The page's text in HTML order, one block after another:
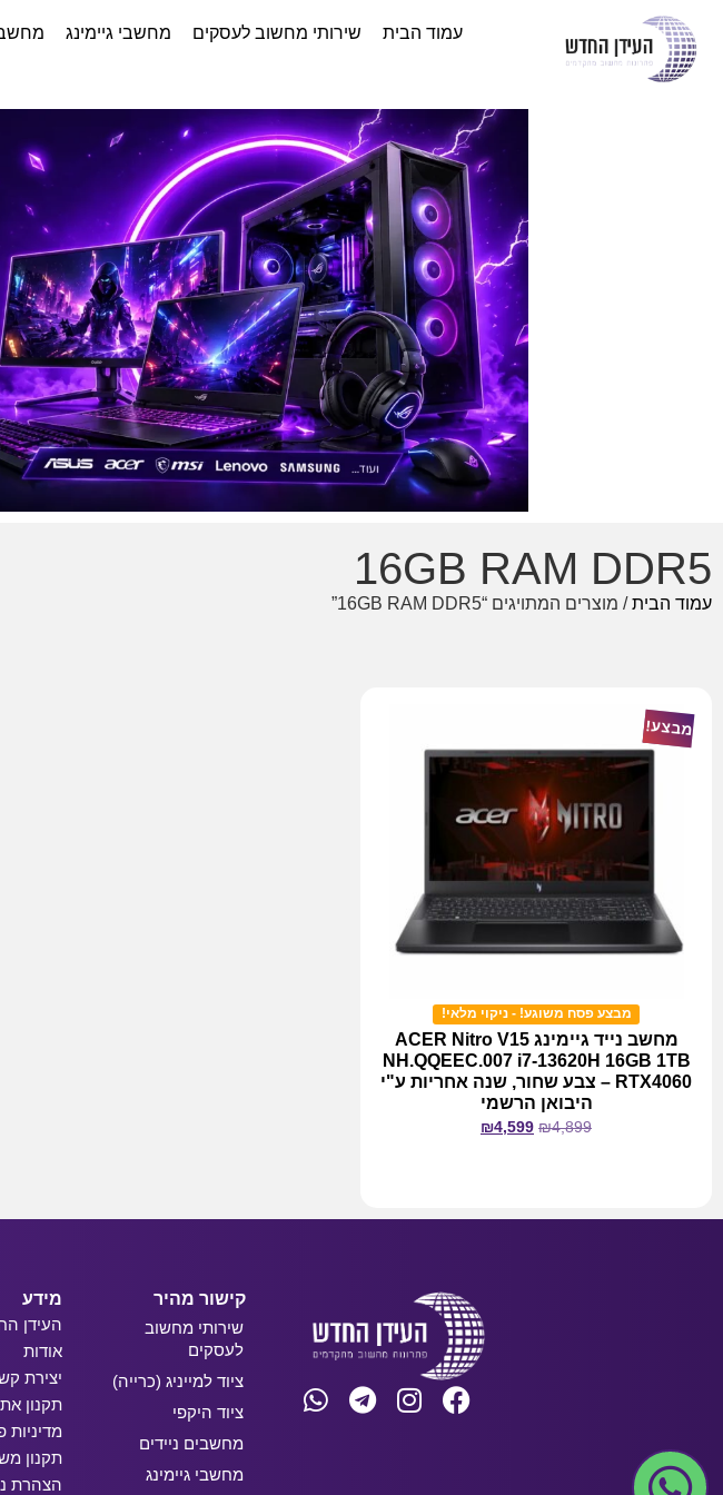
עמוד הבית שירותי מחשוב לעסקים מחשבי גיימינג
16GB RAM DDR5
עמוד הבית/ מוצרים המתויגים “16GB RAM DDR5”
מבצע!
מבצע פסח משוגע! - ניקוי מלאי!
מחשב נייד גיימינג ACER Nitro V15
NH.QQEEC.007 i7-13620H 16GB 1TB
RTX4060 – צבע שחור, שנה אחריות ע"י
היבואן הרשמי
₪4,899
₪4,599
קישור מהיר
שירותי מחשוב
לעסקים
ציוד למייניג (כרייה)
ציוד היקפי
מחשבים ניידים
מחשבי גיימינג
מידע
העידן
אודות
יצירת
תקנון
מדיניות
תקנון
הצהרת